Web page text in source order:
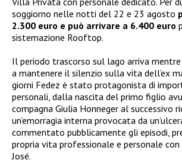
soggiorno nelle notti del 22 e 23 agosto
2.300 euro e può arrivare a 6.400 euro
sistemazione Rooftop.
Il periodo trascorso sul lago arriva
a mantenere il silenzio sulla vita dell’ex
giorni Fedez è stato protagonista di
personali, dalla nascita del primo figlio
compagna Giulia Honneger al successivo
un’emorragia interna provocata da
commentato pubblicamente gli episodi,
propria vita professionale e personale
José.